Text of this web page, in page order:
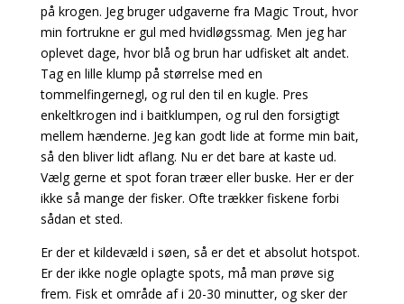
på krogen. Jeg bruger udgaverne fra Magic Trout, hvor
min fortrukne er gul med hvidløgssmag. Men jeg har
oplevet dage, hvor blå og brun har udfisket alt andet.
Tag en lille klump på størrelse med en
tommelfingernegl, og rul den til en kugle. Pres
enkeltkrogen ind i baitklumpen, og rul den forsigtigt
mellem hænderne. Jeg kan godt lide at forme min bait,
så den bliver lidt aflang. Nu er det bare at kaste ud.
Vælg gerne et spot foran træer eller buske. Her er der
ikke så mange der fisker. Ofte trækker fiskene forbi
sådan et sted.
Er der et kildevæld i søen, så er det et absolut hotspot.
Er der ikke nogle oplagte spots, må man prøve sig
frem. Fisk et område af i 20-30 minutter, og sker der